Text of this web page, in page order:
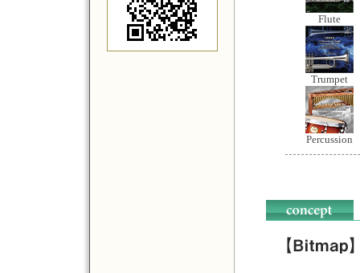
Flute
Trumpet
Percussion